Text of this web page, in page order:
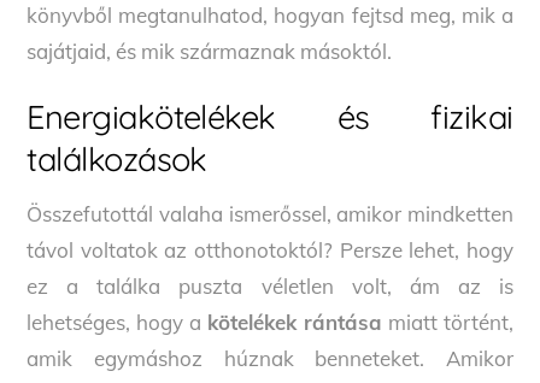
könyvből megtanulhatod, hogyan fejtsd meg, mik a
sajátjaid, és mik származnak másoktól.
Energiakötelékek és fizikai
találkozások
Összefutottál valaha ismerőssel, amikor mindketten
távol voltatok az otthonotoktól? Persze lehet, hogy
ez a találka puszta véletlen volt, ám az is
lehetséges, hogy a kötelékek rántása miatt történt,
amik egymáshoz húznak benneteket. Amikor